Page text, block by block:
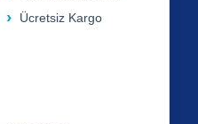
Ücretsiz Kargo